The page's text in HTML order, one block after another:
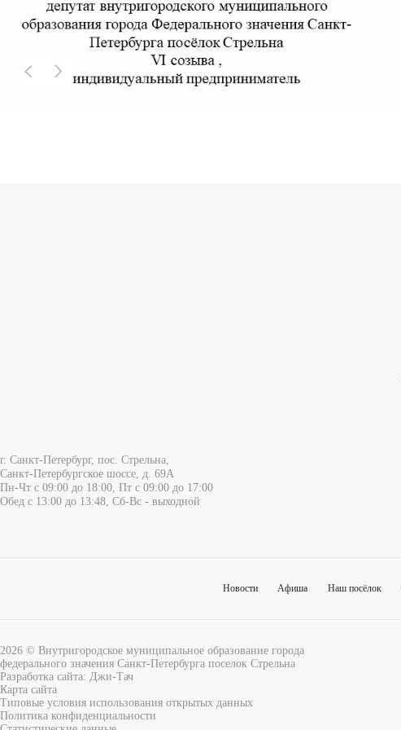
г. Санкт-Петербург, пос. Стрельна,
Санкт-Петербургское шоссе, д. 69А
Пн-Чт с 09:00 до 18:00, Пт с 09:00 до 17:00
Обед с 13:00 до 13:48, Сб-Вс - выходной
Новости Афиша Наш посёлок
2026 © Внутригородское муниципальное образование города
федерального значения Санкт-Петербурга поселок Стрельна
Разработка сайта: Джи-Тач
Карта сайта
Типовые условия использования открытых данных
Политика конфиденциальности